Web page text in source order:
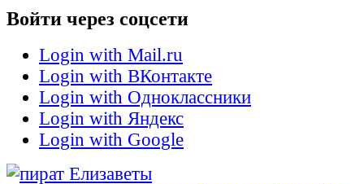
Войти через соцсети
Login with Mail.ru
Login with ВКонтакте
Login with Одноклассники
Login with Яндекс
Login with Google